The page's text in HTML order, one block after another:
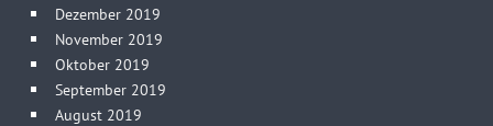
Dezember 2019
November 2019
Oktober 2019
September 2019
August 2019